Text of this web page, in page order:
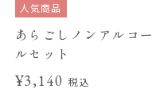
人気商品
あらごしノンアルコー
ルセット
¥3,140税込